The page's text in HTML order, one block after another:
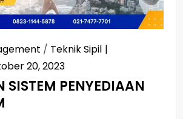
/ Teknik Sipil
20, 2023
SISTEM PENYEDIAAN